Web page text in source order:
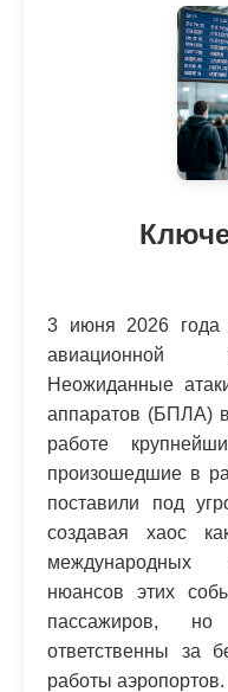
3 июня 2026 года
авиационной
Неожиданные
аппаратов (БПЛА)
работе
произошедшие в
поставили под
создавая хаос
международных
нюансов этих
пассажиров,
ответственны за
работы аэропортов.